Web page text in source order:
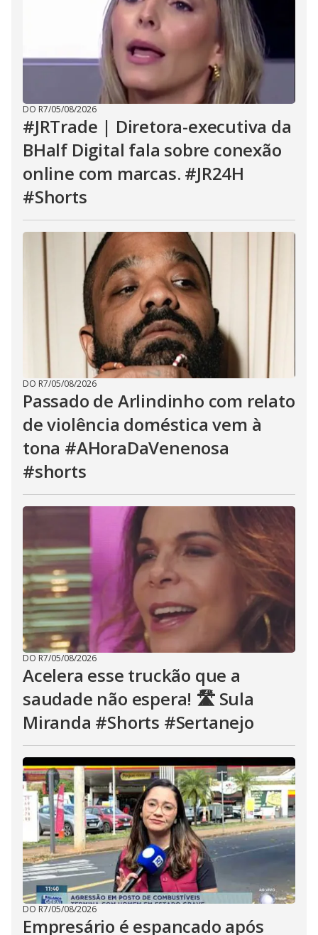
DO R7/05/08/2026
#JRTrade | Diretora-executiva da
BHalf Digital fala sobre conexão
online com marcas. #JR24H
#Shorts
DO R7/05/08/2026
Passado de Arlindinho com relato
de violência doméstica vem à
tona #AHoraDaVenenosa
#shorts
DO R7/05/08/2026
Acelera esse truckão que a
saudade não espera! 🛣️ Sula
Miranda #Shorts #Sertanejo
DO R7/05/08/2026
Empresário é espancado após